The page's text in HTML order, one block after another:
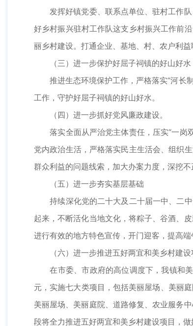
发挥好镇党委、联系点单位、驻村工作队
好乡村振兴驻村工作队这支乡村振兴工作前
丽乡村建设。打通企业、基地、村、农户利
（三）进一步保护好屈子祠镇的好山好水
推进生态环境保护工作，严格落实“河长制
工作，守护好屈子祠镇的好山好水。
（四）进一步抓好党风廉政建设。
落实全面从严治党主体责任，压实“一岗
党内政治生活，严格落实民主生活会、组织
群众利益的问题线索，加大办案力度，深挖
（五）进一步夯实基层基础
持续深化党的二十大及二十届一中、二中
起来，不断活化当地文化，将粽子、谷酒、
进行有效的地方特色宣传，开门迎客，提高端
（六）进一步推进五好两宜和美乡村建设
在市委、市政府的高位调度下，我镇和美
元，实施七大类项目，包括美丽屋场、美丽
美丽屋场、美丽庭院、道路修复、农业服务
段将全力推进五好两宜和美乡村建设项目，